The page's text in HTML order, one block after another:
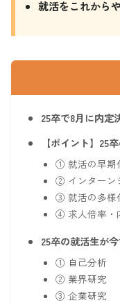
就活をこれから
25卒で8月に内定
【ポイント】25
① 就活の早期
② インターン
③ 就活の多様
④ 求人倍率・
25卒の就活生が
① 自己分析
② 業界研究
③ 企業研究